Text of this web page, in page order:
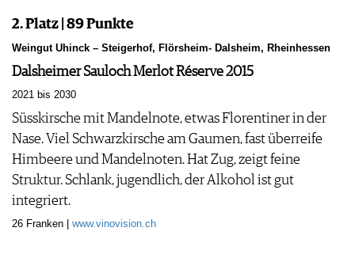
2. Platz | 89 Punkte
Weingut Uhinck – Steigerhof, Flörsheim- Dalsheim, Rheinhessen
Dalsheimer Sauloch Merlot Réserve 2015
2021 bis 2030
Süsskirsche mit Mandelnote, etwas Florentiner in der
Nase. Viel Schwarzkirsche am Gaumen, fast überreife
Himbeere und Mandelnoten. Hat Zug, zeigt feine
Struktur. Schlank, jugendlich, der Alkohol ist gut
integriert.
26 Franken | www.vinovision.ch